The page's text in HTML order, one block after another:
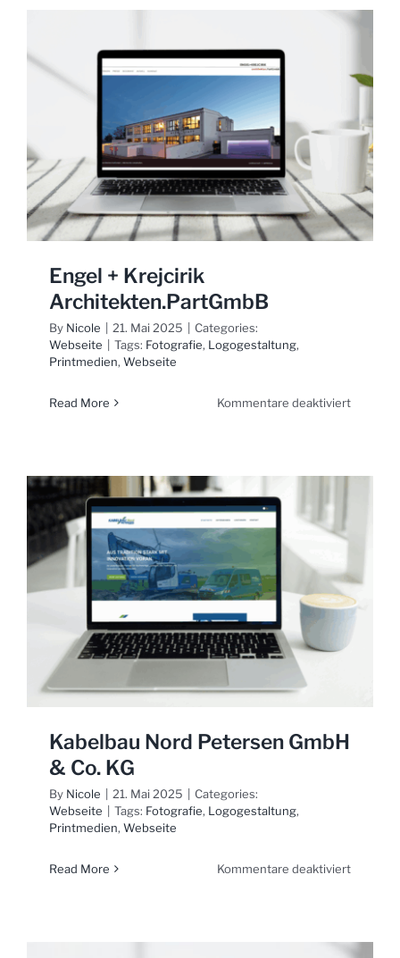
Engel + Krejcirik
Architekten.PartGmbB
By Nicole 21. Mai 2025
Categories:
Webseite
Tags: Fotografie, Logogestaltung,
Printmedien, Webseite
Read More Kommentare deaktiviertfür
Kabelbau Nord Petersen GmbH
& Co. KG
By Nicole 21. Mai 2025
Categories:
Webseite
Tags: Fotografie, Logogestaltung,
Printmedien, Webseite
Read More Kommentare deaktiviertfür